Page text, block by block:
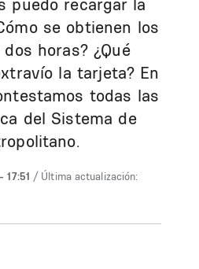
puedo recargar la
se obtienen los
horas? ¿Qué
la tarjeta? En
todas las
del Sistema de
/ Última actualización: